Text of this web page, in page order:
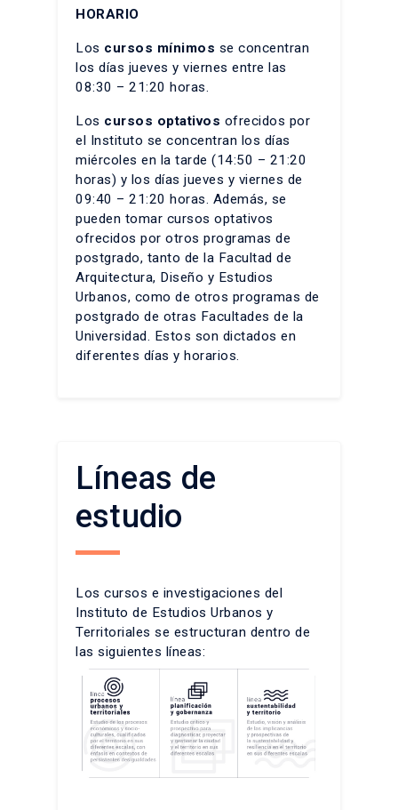
HORARIO
Los cursos mínimos se concentran
los días jueves y viernes entre las
08:30 – 21:20 horas.
Los cursos optativos ofrecidos por
el Instituto se concentran los días
miércoles en la tarde (14:50 – 21:20
horas) y los días jueves y viernes de
09:40 – 21:20 horas. Además, se
pueden tomar cursos optativos
ofrecidos por otros programas de
postgrado, tanto de la Facultad de
Arquitectura, Diseño y Estudios
Urbanos, como de otros programas de
postgrado de otras Facultades de la
Universidad. Estos son dictados en
diferentes días y horarios.
Líneas de
estudio
Los cursos e investigaciones del
Instituto de Estudios Urbanos y
Territoriales se estructuran dentro de
las siguientes líneas: